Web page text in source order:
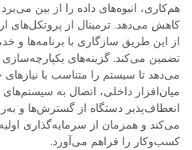
هم‌کاری، انبوه‌های داده را از بین
کاهش می‌دهد. ترمینال از پروتکل‌های
از این طریق سازگاری با برنامه‌ها
تضمین می‌کند. گزینه‌های
می‌دهد تا سیستم را متناسب با
میان‌افزار داخلی، اتصال به
انعطاف‌پذیر دستگاه از گسترش‌ها و
می‌کند و همزمان از سرمایه‌گذاری
کسب‌وکار را فراهم می‌آورد.